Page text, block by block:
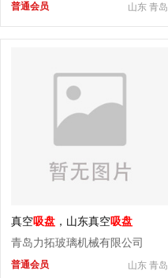
山东 青岛
普通会员
真空吸盘 ，山东真空吸盘
青岛力拓玻璃机械有限公司
山东 青岛
普通会员